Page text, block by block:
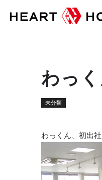
わっ
未分類
わっくん、初出